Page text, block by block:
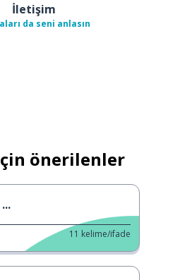
İletişim
da seni anlasın
önerilenler
11 kelime/ifade